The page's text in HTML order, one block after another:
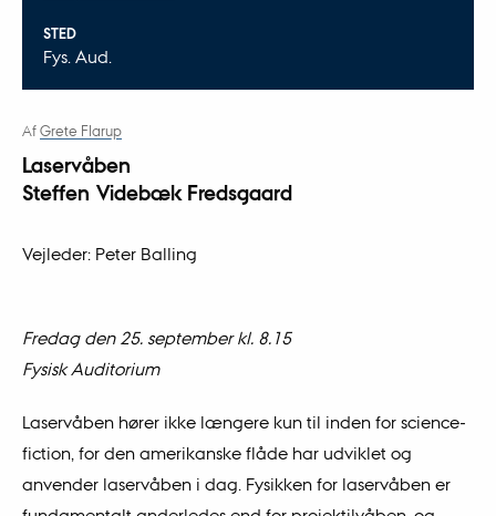
STED
Fys. Aud.
Af Grete Flarup
Laservåben
Steffen Videbæk Fredsgaard
Vejleder: Peter Balling
Fredag den 25. september kl. 8.15
Fysisk Auditorium
Laservåben hører ikke længere kun til inden for science-
fiction, for den amerikanske flåde har udviklet og
anvender laservåben i dag. Fysikken for laservåben er